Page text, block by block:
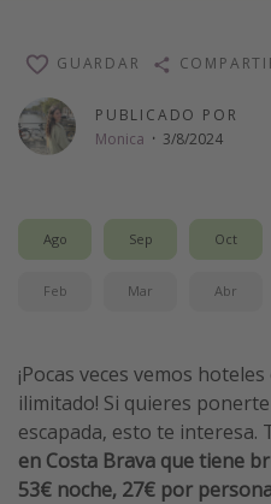
Viaja con musicales
El Rey León el musical
Harry Potter en Londres y
PUBLICADO POR
Monica · 3/8/2024
GUARDAR
Ago Sep Oct
Feb Mar Abr
¡Pocas veces vemos
ilimitado! Si quieres
escapada, esto te interesa.
en Costa Brava que tiene
53€ noche, 27€ por